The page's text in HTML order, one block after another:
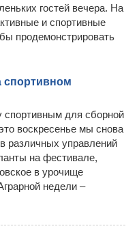
гостей вечера. На
и спортивные
продемонстрировать
спортивном
для сборной
воскресенье мы снова
различных управлений
на фестивале,
в урочище
недели –